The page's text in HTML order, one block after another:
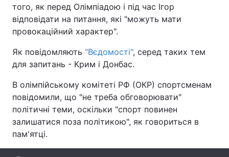
Україна Політика
Економіка
Спорт Наука
Техно і зв'язок Лайт
Зброя Інциденти
Здоров'я Туризм
Цікавинки Погода
того, як перед Олімпіадою і під час Ігор
відповідати на питання, які "можуть мати
провокаційний характер".
Як повідомляють "Вєдомості", серед таких тем
для запитань - Крим і Донбас.
В олімпійському комітеті РФ (ОКР) спортсменам
повідомили, що "не треба обговорювати"
політичні теми, оскільки "спорт повинен
залишатися поза політикою", як говориться в
пам'ятці.